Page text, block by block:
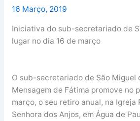
16 Março, 2019
Iniciativa do sub-secretariado de
lugar no dia 16 de março
O sub-secretariado de São Miguel
Mensagem de Fátima promove no
março, o seu retiro anual, na Igreja
Senhora dos Anjos, em Água de